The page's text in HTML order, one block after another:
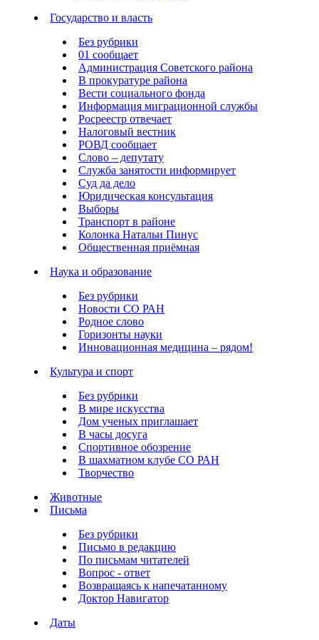
Государство и власть
Без рубрики
01 сообщает
Администрация Советского района
В прокуратуре района
Вести социального фонда
Информация миграционной службы
Росреестр отвечает
Налоговый вестник
РОВД сообщает
Слово – депутату
Служба занятости информирует
Суд да дело
Юридическая консультация
Выборы
Транспорт в районе
Колонка Натальи Пинус
Общественная приёмная
Наука и образование
Без рубрики
Новости СО РАН
Родное слово
Горизонты науки
Инновационная медицина – рядом!
Культура и спорт
Без рубрики
В мире искусства
Дом ученых приглашает
В часы досуга
Спортивное обозрение
В шахматном клубе СО РАН
Творчество
Животные
Письма
Без рубрики
Письмо в редакцию
По письмам читателей
Вопрос - ответ
Возвращаясь к напечатанному
Доктор Навигатор
Даты